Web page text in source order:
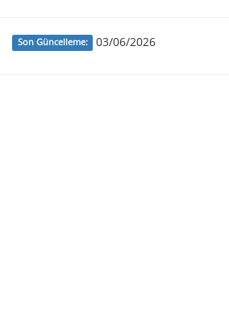
Son Güncelleme: 03/06/2026